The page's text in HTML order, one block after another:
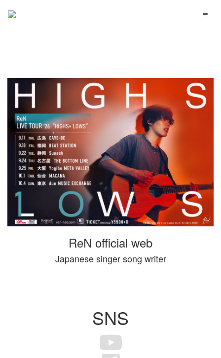
ReN official web
Japanese singer song writer
SNS